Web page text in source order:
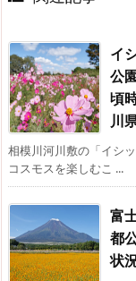
イ
公
頃
川
相模川河川敷の「イシ
コスモスを楽しむこ ...
富
都
状